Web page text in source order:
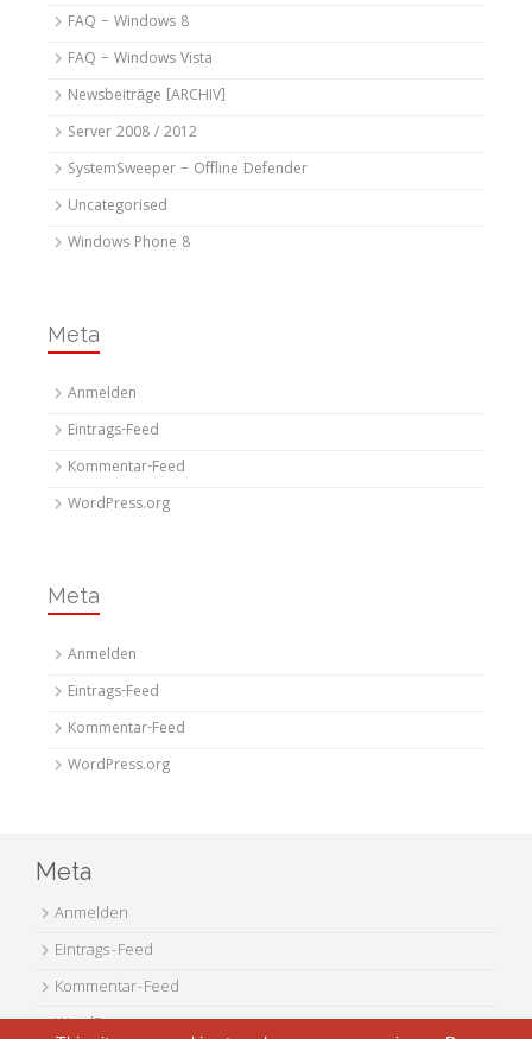
FAQ – Windows 8
FAQ – Windows Vista
Newsbeiträge [ARCHIV]
Server 2008 / 2012
SystemSweeper – Offline Defender
Uncategorised
Windows Phone 8
Meta
Anmelden
Eintrags-Feed
Kommentar-Feed
WordPress.org
Meta
Anmelden
Eintrags-Feed
Kommentar-Feed
WordPress.org
Meta
Anmelden
Eintrags-Feed
Kommentar-Feed
WordPress.org